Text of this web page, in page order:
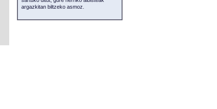
argazkitan biltzeko asmoz.